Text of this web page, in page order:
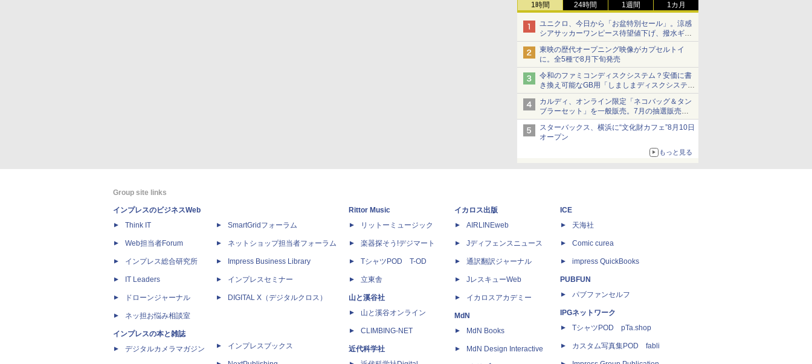
1時間 24時間 1週間 1カ月
ユニクロ、今日から「お盆特別セール」。涼感
シアサッカーワンピース待望値下げ、撥水ギア
ショーツは1990円に
東映の歴代オープニング映像がカプセルトイ
に。全5種で8月下旬発売
令和のファミコンディスクシステム？安価に書
き換え可能なGB用「しましまディスクシステ
ム」
カルディ、オンライン限定「ネコバッグ＆タン
ブラーセット」を一般販売。7月の抽選販売の
当選無効分
スターバックス、横浜に“文化財カフェ”8月10日
オープン
もっと見る
Group site links
インプレスのビジネスWeb
Think IT
Web担当者Forum
インプレス総合研究所
IT Leaders
ドローンジャーナル
ネッ担お悩み相談室
インプレスの本と雑誌
デジタルカメラマガジン
SmartGridフォーラム
ネットショップ担当者フォーラム
Impress Business Library
インプレスセミナー
DIGITAL X（デジタルクロス）
インプレスブックス
Rittor Music
リットーミュージック
楽器探そう!デジマート
TシャツPOD T-OD
立東舎
山と溪谷社
山と溪谷オンライン
CLIMBING-NET
近代科学社
イカロス出版
AIRLINEweb
Jディフェンスニュース
通訳翻訳ジャーナル
JレスキューWeb
イカロスアカデミー
MdN
MdN Books
MdN Design Interactive
ICE
天海社
Comic curea
impress QuickBooks
PUBFUN
パブファンセルフ
IPGネットワーク
TシャツPOD pTa.shop
カスタム写真集POD fabli